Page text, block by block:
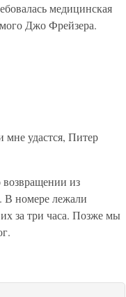
медицинская
Джо Фрейзера.
удастся, Питер
из
В номере лежали
за три часа. Позже мы